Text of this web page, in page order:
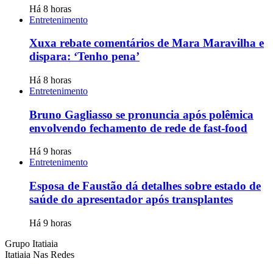
Há 8 horas
Entretenimento
Xuxa rebate comentários de Mara Maravilha e
dispara: ‘Tenho pena’
Há 8 horas
Entretenimento
Bruno Gagliasso se pronuncia após polêmica
envolvendo fechamento de rede de fast-food
Há 9 horas
Entretenimento
Esposa de Faustão dá detalhes sobre estado de
saúde do apresentador após transplantes
Há 9 horas
Grupo Itatiaia
Itatiaia Nas Redes